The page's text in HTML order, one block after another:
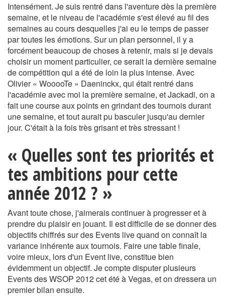
Intensément. Je suis rentré dans l'aventure dès la première
semaine, et le niveau de l'académie s'est élevé au fil des
semaines au cours desquelles j'ai eu le temps de passer
par toutes les émotions. Sur un plan personnel, il y a
forcément beaucoup de choses à retenir, mais si je devais
choisir un moment particulier, ce serait la dernière semaine
de compétition qui a été de loin la plus intense. Avec
Olivier « WooooTe » Daeninckx, qui était rentré dans
l'académie avec moi la première semaine, et Jackadi, on a
fait une course aux points en grindant des tournois durant
une semaine, et tout aurait pu basculer jusqu'au dernier
jour. C'était à la fois très grisant et très stressant !
« Quelles sont tes priorités et
tes ambitions pour cette
année 2012 ? »
Avant toute chose, j'aimerais continuer à progresser et à
prendre du plaisir en jouant. Il est difficile de se donner des
objectifs chiffrés sur des Events live quand on connaît la
variance inhérente aux tournois. Faire une table finale,
voire mieux, lors d'un Event live, constitue bien
évidemment un objectif. Je compte disputer plusieurs
Events des WSOP 2012 cet été à Vegas, et on dressera un
premier bilan ensuite.